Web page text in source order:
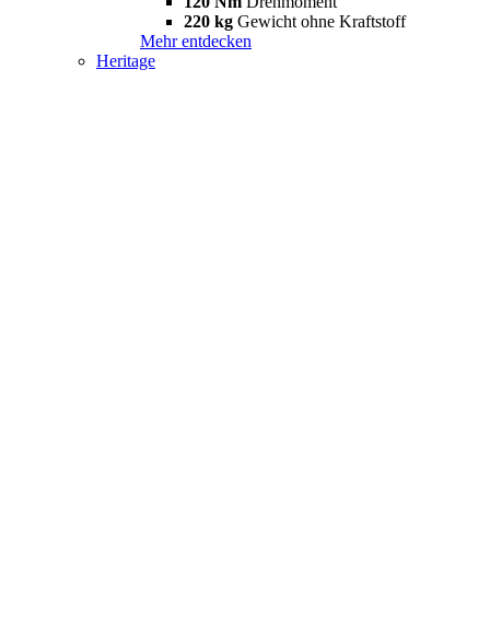
220 kg Gewicht ohne Kraftstoff
Mehr entdecken
Heritage